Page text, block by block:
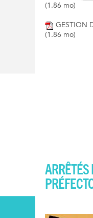
(1.86 mo)
GESTION
(1.86 mo)